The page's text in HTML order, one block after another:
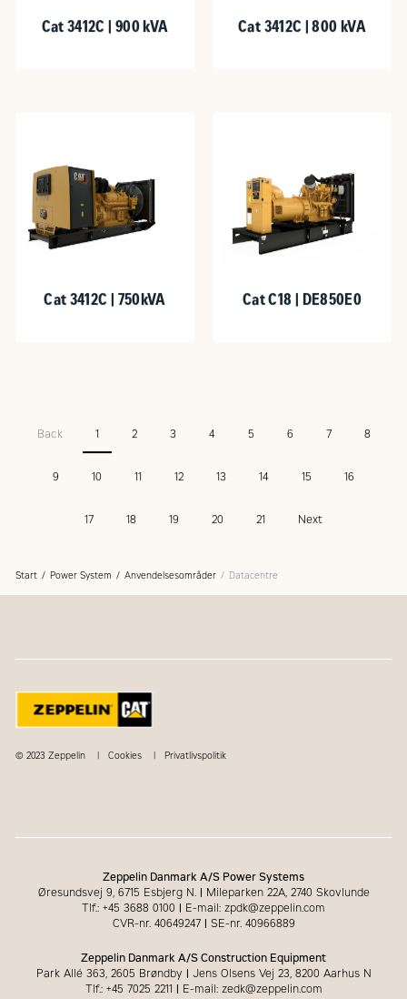
Cat 3412C | 900 kVA Cat 3412C | 800 kVA
Cat 3412C | 750kVA Cat C18 | DE850E0
Back 1 2 3 4 5 6 7 8
9 10 11 12 13 14 15 16
17 18 19 20 21 Next
Start Power System Anvendelsesområder Datacentre
© 2023 Zeppelin Cookies Privatlivspolitik
Zeppelin Danmark A/S Power Systems
Øresundsvej 9, 6715 Esbjerg N.
Mileparken 22A, 2740 Skovlunde
Tlf.: +45 3688 0100
E-mail: zpdk@zeppelin.com
CVR-nr. 40649247
SE-nr. 40966889
Zeppelin Danmark A/S Construction Equipment
Park Allé 363, 2605 Brøndby
Jens Olsens Vej 23, 8200 Aarhus N
Tlf.: +45 7025 2211
E-mail: zedk@zeppelin.com